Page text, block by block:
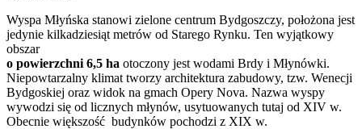
Wyspa Młyńska stanowi zielone centrum Bydgoszczy, położona jest
jedynie kilkadziesiąt metrów od Starego Rynku. Ten wyjątkowy
obszar
o powierzchni 6,5 ha otoczony jest wodami Brdy i Młynówki.
Niepowtarzalny klimat tworzy architektura zabudowy, tzw. Wenecji
Bydgoskiej oraz widok na gmach Opery Nova. Nazwa wyspy
wywodzi się od licznych młynów, usytuowanych tutaj od XIV w.
Obecnie większość budynków pochodzi z XIX w.